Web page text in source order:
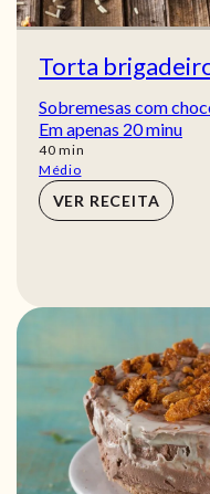
Torta
Sobremesas com
Em apenas 20 minu
40min
min
Médio
VER RECEITA